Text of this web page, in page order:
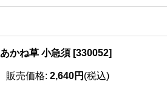
あかね草 小急須 [330052]
販売価格: 2,640円 (税込)